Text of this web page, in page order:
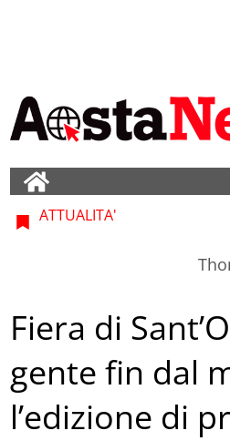
ATTUALITA'
Fiera di
gente fin dal
l’edizione di